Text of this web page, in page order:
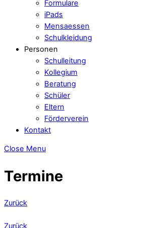
Formulare
iPads
Mensaessen
Schulkleidung
Personen
Schulleitung
Kollegium
Beratung
Schüler
Eltern
Förderverein
Kontakt
Close Menu
Termine
Zurück
Zurück